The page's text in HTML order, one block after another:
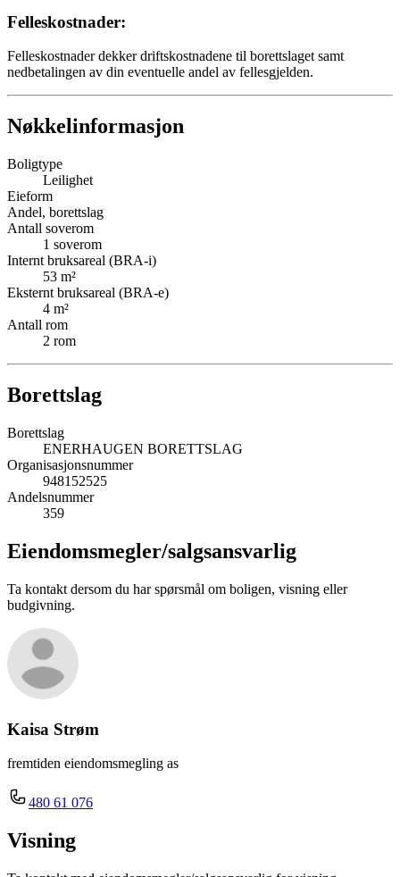
Felleskostnader:
Felleskostnader dekker driftskostnadene til borettslaget samt
nedbetalingen av din eventuelle andel av fellesgjelden.
Nøkkelinformasjon
Boligtype
Leilighet
Eieform
Andel, borettslag
Antall soverom
1 soverom
Internt bruksareal (BRA-i)
53 m²
Eksternt bruksareal (BRA-e)
4 m²
Antall rom
2 rom
Borettslag
Borettslag
ENERHAUGEN BORETTSLAG
Organisasjonsnummer
948152525
Andelsnummer
359
Eiendomsmegler/salgsansvarlig
Ta kontakt dersom du har spørsmål om boligen, visning eller
budgivning.
Kaisa Strøm
fremtiden eiendomsmegling as
480 61 076
Visning